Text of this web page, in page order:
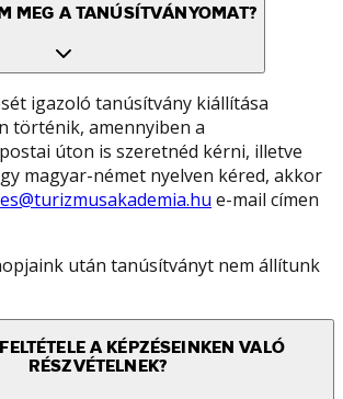
MEG A TANÚSÍTVÁNYOMAT?
igazoló tanúsítvány kiállítása
történik, amennyiben a
úton is szeretnéd kérni, illetve
magyar-német nyelven kéred, akkor
e-mail címen
után tanúsítványt nem állítunk
A KÉPZÉSEINKEN VALÓ
RÉSZVÉTELNEK?